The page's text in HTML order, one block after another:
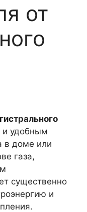
от
и удобным
в доме или
газа,
существенно
и